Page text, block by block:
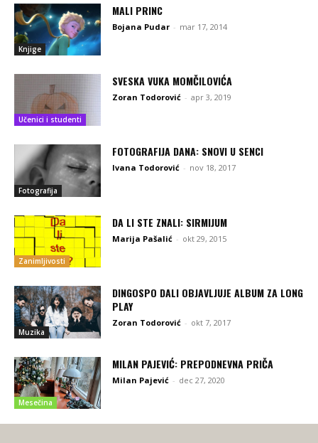
Knjige
MALI PRINC
Bojana Pudar - mar 17, 2014
Učenici i studenti
SVESKA VUKA MOMČILOVIĆA
Zoran Todorović - apr 3, 2019
Fotografija
FOTOGRAFIJA DANA: SNOVI U SENCI
Ivana Todorović - nov 18, 2017
Zanimljivosti
DA LI STE ZNALI: SIRMIJUM
Marija Pašalić - okt 29, 2015
Muzika
DINGOSPO DALI OBJAVLJUJE ALBUM ZA LONG
PLAY
Zoran Todorović - okt 7, 2017
Mesečina
MILAN PAJEVIĆ: PREPODNEVNA PRIČA
Milan Pajević - dec 27, 2020